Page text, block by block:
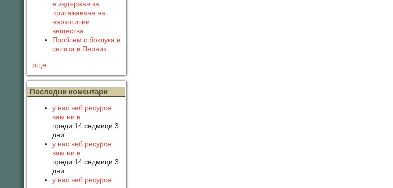
е задържан за
притежаване на
наркотични
вещества
Проблем с боклука в
селата в Перник
още
Последни коментари
у нас веб ресурсе
вам ни в
преди 14 седмици 3
дни
у нас веб ресурсе
вам ни в
преди 14 седмици 3
дни
у нас веб ресурсе